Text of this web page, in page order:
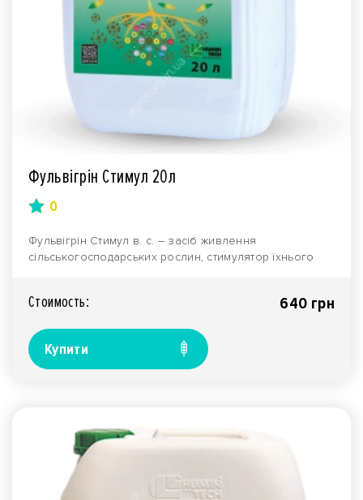
Фульвігрін Стимул 20л
0
Фульвігрін Стимул в. с. – засіб живлення
сільськогосподарських рослин, стимулятор їхнього
Стоимость: 640 грн
Купити